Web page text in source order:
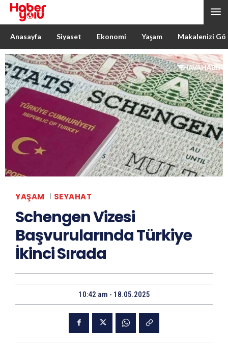
Anasayfa Siyaset Ekonomi Yaşam Makalenizi
YAŞAM SEYAHAT
Schengen Vizesi
Başvurularında Türkiye
İkinci Sırada
10:42 am - 18.05.2025